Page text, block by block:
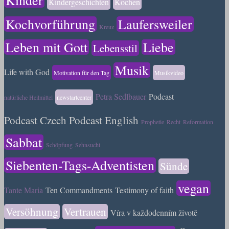
Kochvorführung Kreuz Laufersweiler
Leben mit Gott Lebensstil Liebe
Life with God Motivation für den Tag Musik Musikvideo
natürliche Heilmittel newstartcenter Petra Sedlbauer Podcast
Podcast Czech Podcast English Prophetie Recht Reformation
Sabbat Schöpfung Sehnsucht
Siebenten-Tags-Adventisten Sünde
Tante Maria Ten Commandments Testimony of faith vegan
Versöhnung Vertrauen Víra v každodenním životě